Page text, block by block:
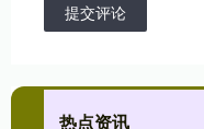
提交评论
热点资讯